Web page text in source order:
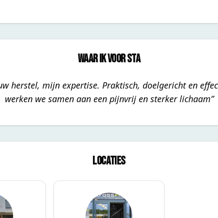
Waar ik voor sta
herstel, mijn expertise. Praktisch, doelgericht en
werken we samen aan een pijnvrij en sterker lichaam”
Locaties